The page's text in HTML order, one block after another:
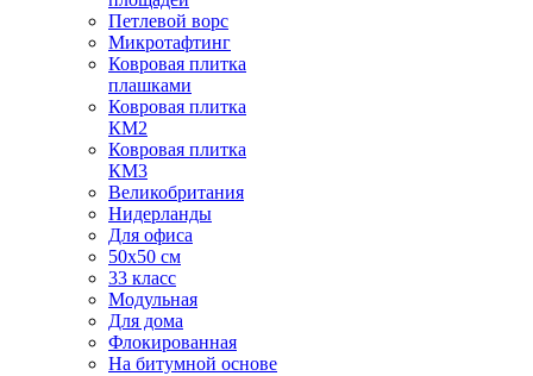
Петлевой ворс
Микротафтинг
Ковровая плитка
плашками
Ковровая плитка
КМ2
Ковровая плитка
КМ3
Великобритания
Нидерланды
Для офиса
50х50 см
33 класс
Модульная
Для дома
Флокированная
На битумной основе